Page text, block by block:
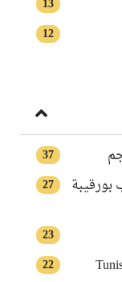
13
12
37
27
23
22